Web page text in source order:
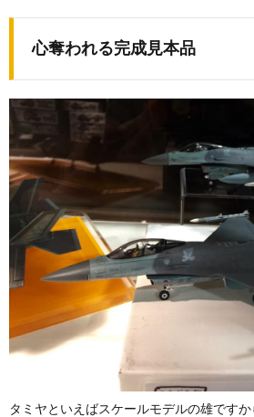
心奪われる完成見本品
タミヤといえばスケールモデルの雄です